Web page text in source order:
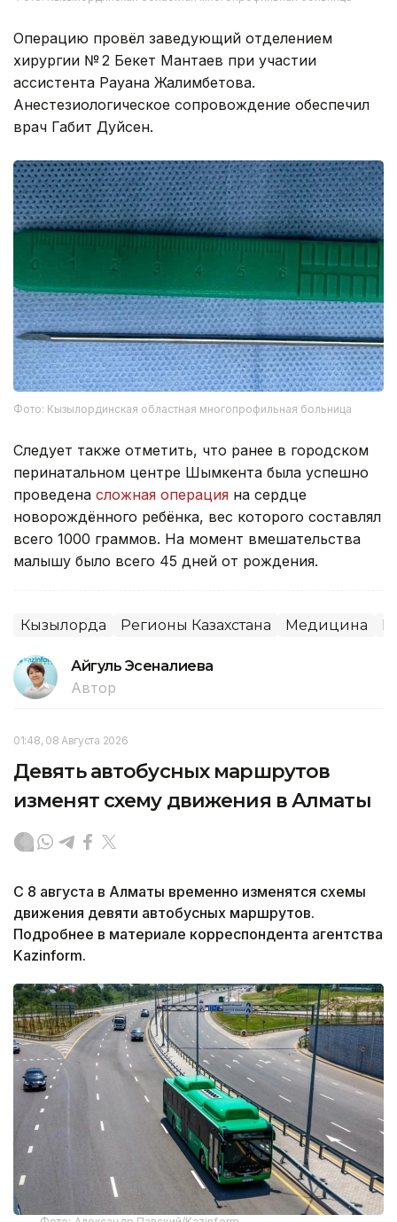
Операцию провёл заведующий отделением
хирургии № 2 Бекет Мантаев при участии
ассистента Рауана Жалимбетова.
Анестезиологическое сопровождение обеспечил
врач Габит Дуйсен.
Фото: Кызылординская областная многопрофильная больница
Следует также отметить, что ранее в городском
перинатальном центре Шымкента была успешно
проведена сложная операция на сердце
новорождённого ребёнка, вес которого составлял
всего 1000 граммов. На момент вмешательства
малышу было всего 45 дней от рождения.
Кызылорда Регионы Казахстана Медицина
Айгуль Эсеналиева
Автор
01:48, 08 Августа 2026
Девять автобусных маршрутов
изменят схему движения в Алматы
С 8 августа в Алматы временно изменятся схемы
движения девяти автобусных маршрутов.
Подробнее в материале корреспондента агентства
Kazinform.